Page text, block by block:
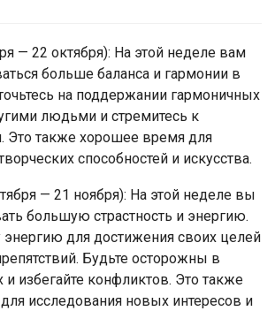
— 22 октября): На этой неделе вам
больше баланса и гармонии в
на поддержании гармоничных
людьми и стремитесь к
Это также хорошее время для
способностей и искусства.
— 21 ноября): На этой неделе вы
большую страстность и энергию.
энергию для достижения своих целей
Будьте осторожны в
и избегайте конфликтов. Это также
исследования новых интересов и